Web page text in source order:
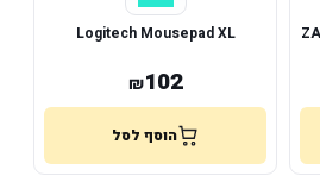
Logitech Mousepad XL
₪102
הוסף לסל